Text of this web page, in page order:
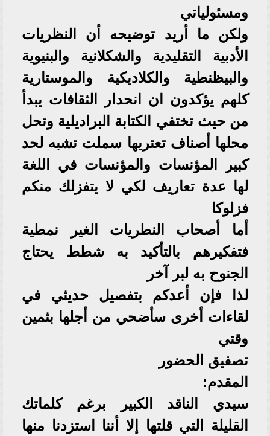
ومسئولياتي
ولكن ما أريد توضيحه أن النظريات
الأدبية التقليدية والشكلانية والبنيوية
والبيظنطية والكلاديكية والموستارية
كلهم يؤكدون ان انحدار الثقافات يبدأ
من حيث تختفي الكتابة البراديلية وتحل
محلها أصناف تعتريها سملت تشبه لحد
كبير المؤنسات والمؤنسات في اللغة
لها عدة تعاريف لكي لا يتفزلك منكم
فزلوكا
أما أصحاب النطريات الغير نمطية
فتفكيرهم بالتأكيد به شطط يحتاج
الجنوح به لبر آخر
لذا فإن أعدكم بتفصيل حديثي في
لقاءات أخرى سأضحي من أجلها بثمين
وقتي
تصفيق الحضور
المقدم:
سيدي الناقد الكبير برغم كلماتك
القليلة التي قلتها إلا أننا استزدنا منها